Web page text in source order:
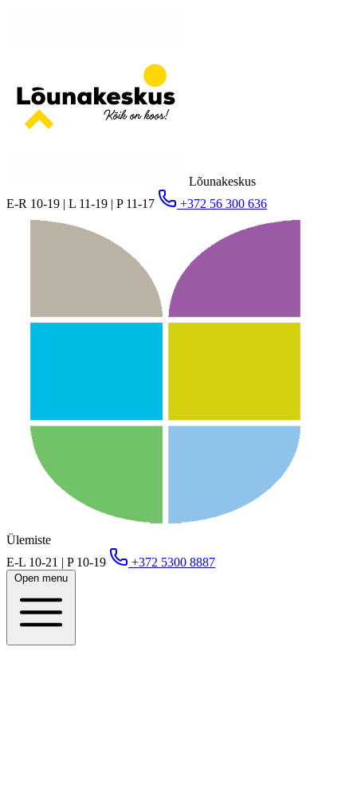
Lõunakeskus
E-R 10-19 | L 11-19 | P 11-17
+372 56 300 636
Ülemiste
E-L 10-21 | P 10-19
+372 5300 8887
Open menu